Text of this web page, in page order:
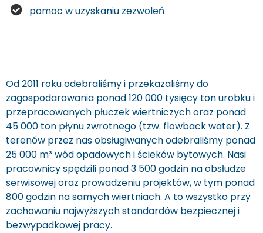
pomoc w uzyskaniu zezwoleń
Od 2011 roku odebraliśmy i przekazaliśmy do
zagospodarowania ponad 120 000 tysięcy ton urobku i
przepracowanych płuczek wiertniczych oraz ponad
45 000 ton płynu zwrotnego (tzw. flowback water). Z
terenów przez nas obsługiwanych odebraliśmy ponad
25 000 m³ wód opadowych i ścieków bytowych. Nasi
pracownicy spędzili ponad 3 500 godzin na obsłudze
serwisowej oraz prowadzeniu projektów, w tym ponad
800 godzin na samych wiertniach. A to wszystko przy
zachowaniu najwyższych standardów bezpiecznej i
bezwypadkowej pracy.